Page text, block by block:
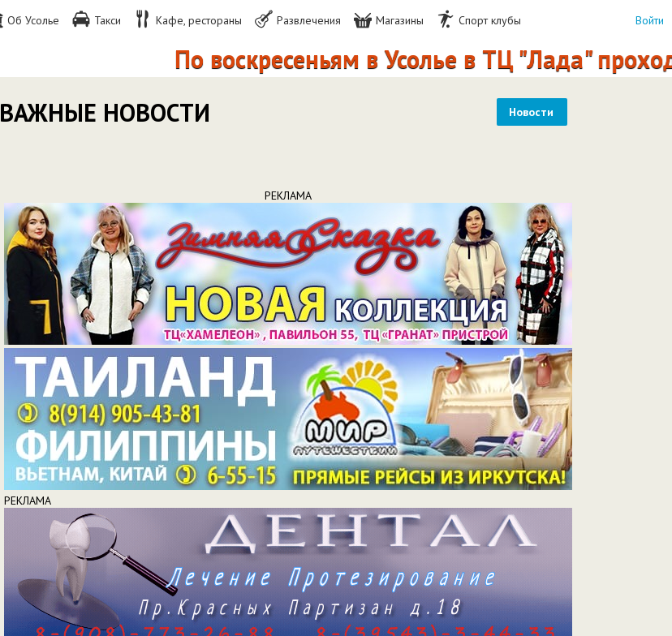
Об Усолье Такси Кафе, рестораны Развлечения Магазины Спорт клубы
По воскресеньям в Усолье в ТЦ "Лада"
Войти
ВАЖНЫЕ НОВОСТИ Новости
РЕКЛАМА
РЕКЛАМА